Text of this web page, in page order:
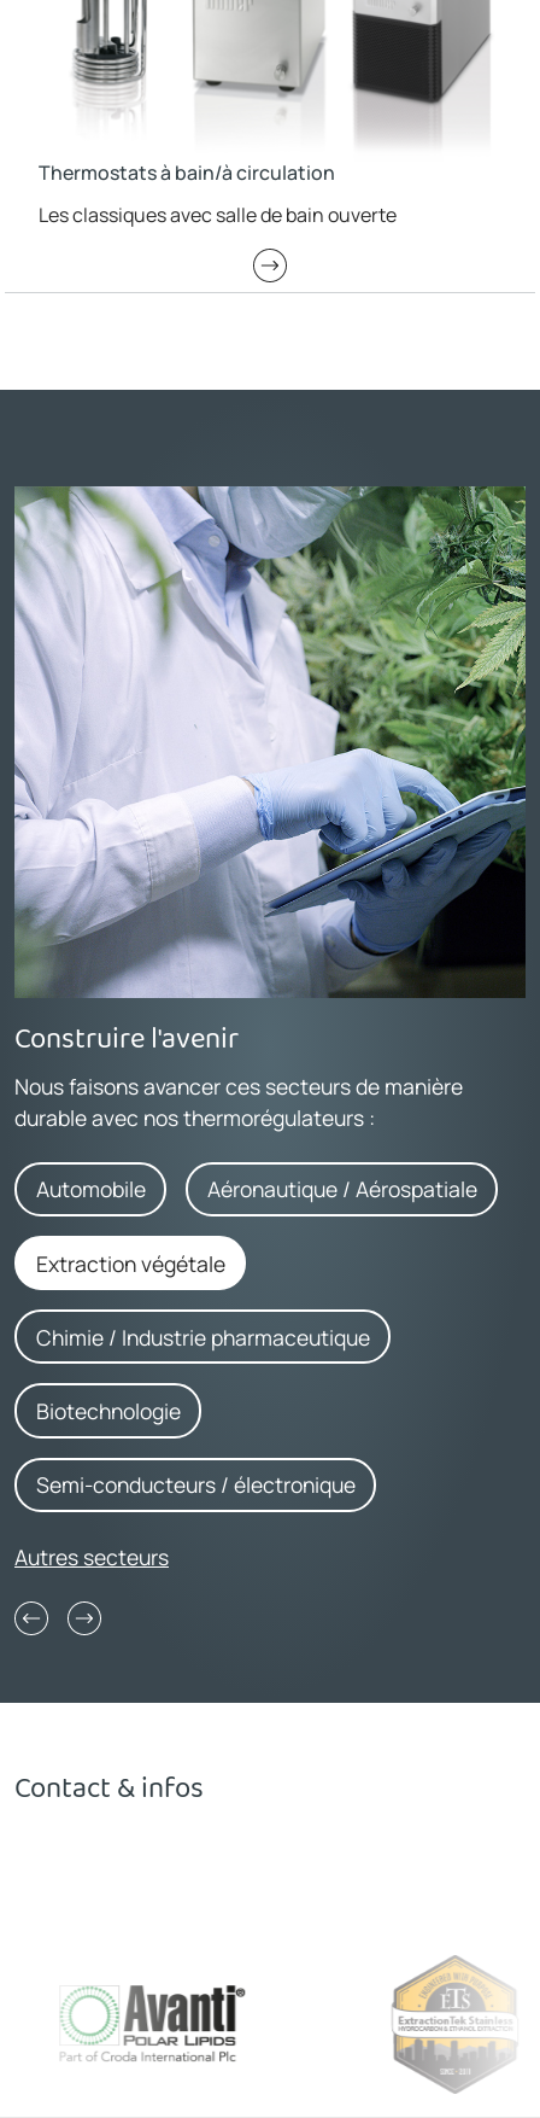
Thermostats à bain/à circulation
Les classiques avec salle de bain ouverte
Construire l'avenir
Nous faisons avancer ces secteurs de manière
durable avec nos thermorégulateurs :
Automobile Aéronautique / Aérospatiale
Extraction végétale
Chimie / Industrie pharmaceutique
Biotechnologie
Semi-conducteurs / électronique
Autres secteurs
Contact & infos